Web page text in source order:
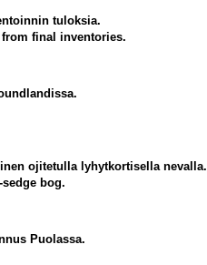
tuloksia.
final inventories.
ojitetulla lyhytkortisella nevalla.
bog.
Puolassa.